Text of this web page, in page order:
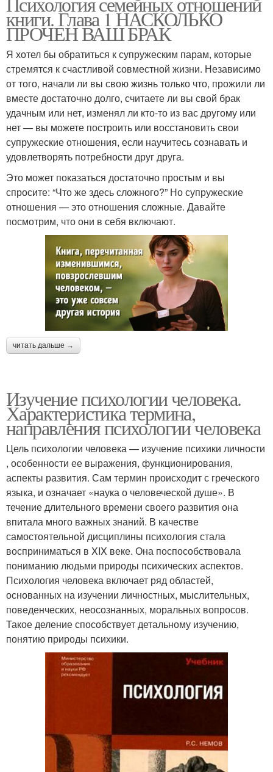
книги. Глава 1 НАСКОЛЬКО
ПРОЧЕН ВАШ БРАК
Я хотел бы обратиться к супружеским парам, которые
стремятся к счастливой совместной жизни. Независимо
от того, начали ли вы свою жизнь только что, прожили ли
вместе достаточно долго, считаете ли вы свой брак
удачным или нет, изменял ли кто-то из вас другому или
нет — вы можете построить или восстановить свои
супружеские отношения, если научитесь сознавать и
удовлетворять потребности друг друга.
Это может показаться достаточно простым и вы
спросите: “Что же здесь сложного?” Но супружеские
отношения — это отношения сложные. Давайте
посмотрим, что они в себя включают.
читать дальше →
Изучение психологии человека.
Характеристика термина,
направления психологии человека
Цель психологии человека — изучение психики личности
, особенности ее выражения, функционирования,
аспекты развития. Сам термин происходит с греческого
языка, и означает «наука о человеческой душе». В
течение длительного времени своего развития она
впитала много важных знаний. В качестве
самостоятельной дисциплины психология стала
восприниматься в XIX веке. Она поспособствовала
пониманию людьми природы психических аспектов.
Психология человека включает ряд областей,
основанных на изучении личностных, мыслительных,
поведенческих, неосознанных, моральных вопросов.
Такое деление способствует детальному изучению,
понятию природы психики.